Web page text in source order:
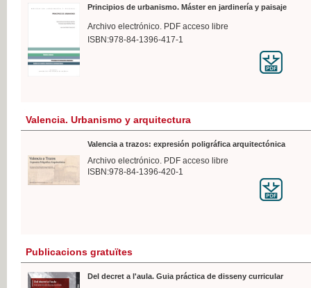
Principios de urbanismo. Máster en jardinería y paisaje
Archivo electrónico. PDF acceso libre
ISBN:978-84-1396-417-1
Valencia. Urbanismo y arquitectura
Valencia a trazos: expresión poligráfica arquitectónica
Archivo electrónico. PDF acceso libre
ISBN:978-84-1396-420-1
Publicacions gratuïtes
Del decret a l'aula. Guia práctica de disseny curricular